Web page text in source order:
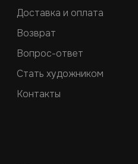
Доставка и оплата
Возврат
Вопрос-ответ
Стать художником
Контакты